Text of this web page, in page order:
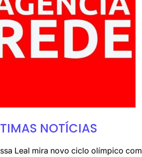
NOTÍCIAS
Leal mira novo ciclo olímpico com